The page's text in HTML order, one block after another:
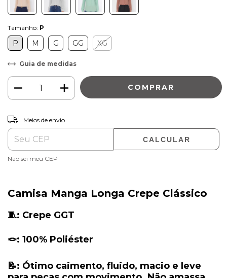
Tamanho: P
P M G GG XG
Guia de medidas
Entregas para o CEP:
Meios de envio
CALCULAR
Não sei meu CEP
Camisa Manga Longa Crepe Clássico
🧵: Crepe GGT
🪢: 100% Poliéster
📝: Ótimo caimento, fluido, macio e leve